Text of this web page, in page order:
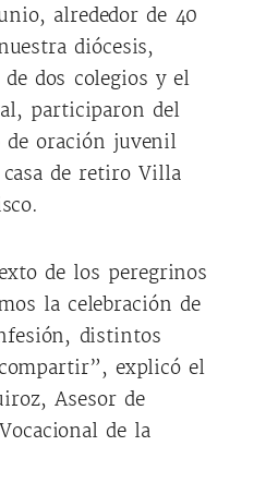
alrededor de 40
diócesis,
dos colegios y el
participaron del
oración juvenil
de retiro Villa
de los peregrinos
la celebración de
distintos
explicó el
Asesor de
de la